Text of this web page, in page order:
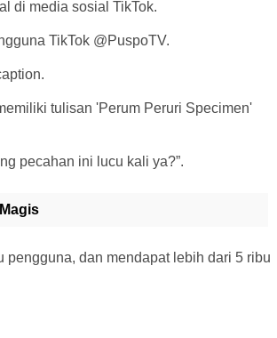
di media sosial TikTok.
TikTok @PuspoTV.
tulisan 'Perum Peruri Specimen'
pecahan ini lucu kali ya?”.
dan mendapat lebih dari 5 ribu